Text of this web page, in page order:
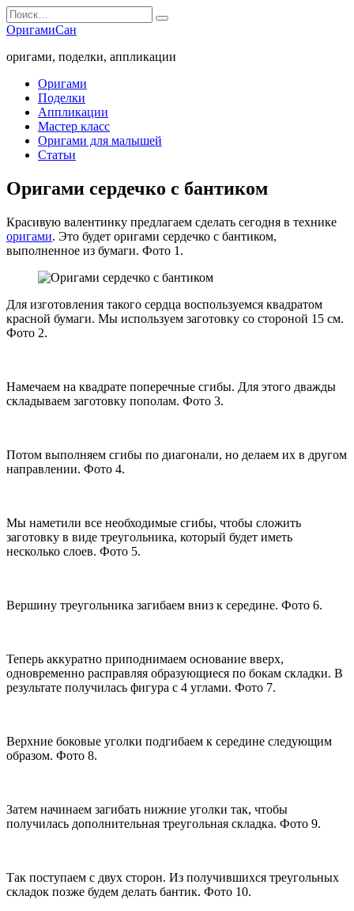
Перейти
к
содержанию
Search
for:
ОригамиСан
оригами, поделки, аппликации
Оригами
Поделки
Аппликации
Мастер класс
Оригами для малышей
Статьи
Оригами сердечко с бантиком
Красивую валентинку предлагаем сделать сегодня в технике
оригами. Это будет оригами сердечко с бантиком,
выполненное из бумаги. Фото 1.
Для изготовления такого сердца воспользуемся квадратом
красной бумаги. Мы используем заготовку со стороной 15 см.
Фото 2.
Намечаем на квадрате поперечные сгибы. Для этого дважды
складываем заготовку пополам. Фото 3.
Потом выполняем сгибы по диагонали, но делаем их в другом
направлении. Фото 4.
Мы наметили все необходимые сгибы, чтобы сложить
заготовку в виде треугольника, который будет иметь
несколько слоев. Фото 5.
Вершину треугольника загибаем вниз к середине. Фото 6.
Теперь аккуратно приподнимаем основание вверх,
одновременно расправляя образующиеся по бокам складки. В
результате получилась фигура с 4 углами. Фото 7.
Верхние боковые уголки подгибаем к середине следующим
образом. Фото 8.
Затем начинаем загибать нижние уголки так, чтобы
получилась дополнительная треугольная складка. Фото 9.
Так поступаем с двух сторон. Из получившихся треугольных
складок позже будем делать бантик. Фото 10.